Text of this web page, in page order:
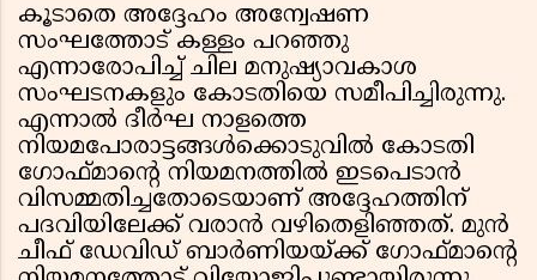
കൂടാതെ അദ്ദേഹം അന്വേഷണ
സംഘത്തോട് കള്ളം പറഞ്ഞു
എന്നാരോപിച്ച് ചില മനുഷ്യാവകാശ
സംഘടനകളും കോടതിയെ സമീപിച്ചിരുന്നു.
എന്നാൽ ദീർഘ നാളത്തെ
നിയമപോരാട്ടങ്ങൾക്കൊടുവിൽ കോടതി
ഗോഫ്മാന്റെ നിയമനത്തിൽ ഇടപെടാൻ
വിസമ്മതിച്ചതോടെയാണ് അദ്ദേഹത്തിന്
പദവിയിലേക്ക് വരാൻ വഴിതെളിഞ്ഞത്. മുൻ
ചീഫ് ഡേവിഡ് ബാർണിയയ്ക്ക് ഗോഫ്മാന്റെ